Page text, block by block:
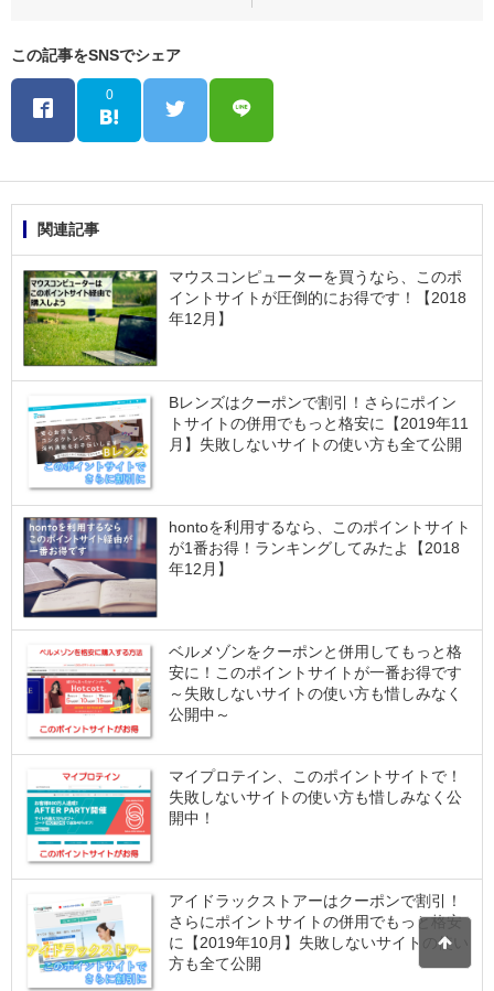
この記事をSNSでシェア
0
関連記事
マウスコンピューターを買うなら、このポ
イントサイトが圧倒的にお得です！【2018
年12月】
Bレンズはクーポンで割引！さらにポイン
トサイトの併用でもっと格安に【2019年11
月】失敗しないサイトの使い方も全て公開
hontoを利用するなら、このポイントサイト
が1番お得！ランキングしてみたよ【2018
年12月】
ベルメゾンをクーポンと併用してもっと格
安に！このポイントサイトが一番お得です
～失敗しないサイトの使い方も惜しみなく
公開中～
マイプロテイン、このポイントサイトで！
失敗しないサイトの使い方も惜しみなく公
開中！
アイドラックストアーはクーポンで割引！
さらにポイントサイトの併用でもっと格安
に【2019年10月】失敗しないサイトの使い
方も全て公開